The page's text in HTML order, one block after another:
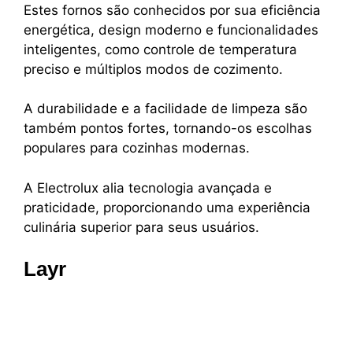
Estes fornos são conhecidos por sua eficiência
energética, design moderno e funcionalidades
inteligentes, como controle de temperatura
preciso e múltiplos modos de cozimento.
A durabilidade e a facilidade de limpeza são
também pontos fortes, tornando-os escolhas
populares para cozinhas modernas.
A Electrolux alia tecnologia avançada e
praticidade, proporcionando uma experiência
culinária superior para seus usuários.
Layr